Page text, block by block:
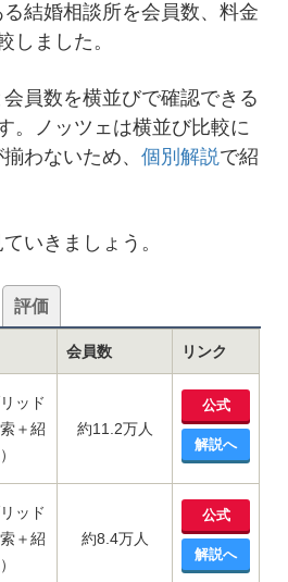
結婚相談所を会員数、料金
しました。
員数を横並びで確認できる
。ノッツェは横並び比較に
わないため、個別解説で紹
いきましょう。
評価
会員数 リンク
ッド
＋紹
約11.2万人
公式
解説へ
ッド
＋紹
約8.4万人
公式
解説へ